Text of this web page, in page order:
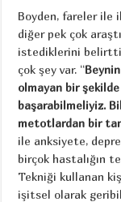
Boyden, fareler ile
diğer pek çok
istediklerini belirtti.
çok şey var. “
olmayan bir
başarabilmeliyiz.
metotlardan bir
ile anksiyete,
birçok hastalığın
Tekniği kullanan
işitsel olarak